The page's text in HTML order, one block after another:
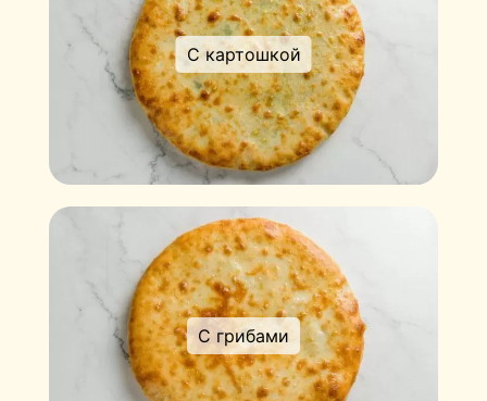
С картошкой
С грибами